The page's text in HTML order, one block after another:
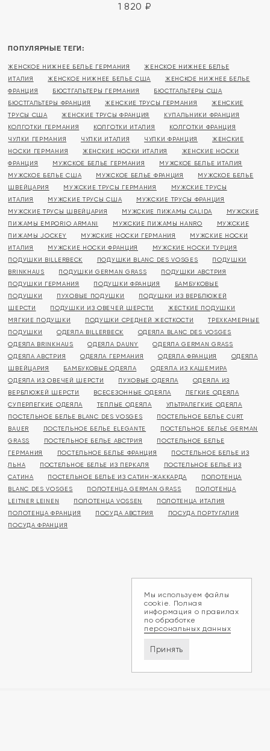
1 820 ₽
ПОПУЛЯРНЫЕ ТЕГИ:
ЖЕНСКОЕ НИЖНЕЕ БЕЛЬЕ ГЕРМАНИЯ
ЖЕНСКОЕ НИЖНЕЕ БЕЛЬЕ
ИТАЛИЯ
ЖЕНСКОЕ НИЖНЕЕ БЕЛЬЕ США
ЖЕНСКОЕ НИЖНЕЕ БЕЛЬЕ
ФРАНЦИЯ
БЮСТГАЛЬТЕРЫ ГЕРМАНИЯ
БЮСТГАЛЬТЕРЫ США
БЮСТГАЛЬТЕРЫ ФРАНЦИЯ
ЖЕНСКИЕ ТРУСЫ ГЕРМАНИЯ
ЖЕНСКИЕ
ТРУСЫ США
ЖЕНСКИЕ ТРУСЫ ФРАНЦИЯ
КУПАЛЬНИКИ ФРАНЦИЯ
КОЛГОТКИ ГЕРМАНИЯ
КОЛГОТКИ ИТАЛИЯ
КОЛГОТКИ ФРАНЦИЯ
ЧУЛКИ ГЕРМАНИЯ
ЧУЛКИ ИТАЛИЯ ЧУЛКИ ФРАНЦИЯ
ЖЕНСКИЕ
НОСКИ ГЕРМАНИЯ
ЖЕНСКИЕ НОСКИ ИТАЛИЯ
ЖЕНСКИЕ НОСКИ
ФРАНЦИЯ
МУЖСКОЕ БЕЛЬЕ ГЕРМАНИЯ
МУЖСКОЕ БЕЛЬЕ ИТАЛИЯ
МУЖСКОЕ БЕЛЬЕ США
МУЖСКОЕ БЕЛЬЕ ФРАНЦИЯ
МУЖСКОЕ БЕЛЬЕ
ШВЕЙЦАРИЯ
МУЖСКИЕ ТРУСЫ ГЕРМАНИЯ
МУЖСКИЕ ТРУСЫ
ИТАЛИЯ
МУЖСКИЕ ТРУСЫ США
МУЖСКИЕ ТРУСЫ ФРАНЦИЯ
МУЖСКИЕ ТРУСЫ ШВЕЙЦАРИЯ
МУЖСКИЕ ПИЖАМЫ CALIDA
МУЖСКИЕ
ПИЖАМЫ EMPORIO ARMANI
МУЖСКИЕ ПИЖАМЫ HANRO
МУЖСКИЕ
ПИЖАМЫ JOCKEY
МУЖСКИЕ НОСКИ ГЕРМАНИЯ
МУЖСКИЕ НОСКИ
ИТАЛИЯ
МУЖСКИЕ НОСКИ ФРАНЦИЯ
МУЖСКИЕ НОСКИ ТУРЦИЯ
ПОДУШКИ BILLERBECK
ПОДУШКИ BLANC DES VOSGES
ПОДУШКИ
BRINKHAUS
ПОДУШКИ GERMAN GRASS
ПОДУШКИ АВСТРИЯ
ПОДУШКИ ГЕРМАНИЯ
ПОДУШКИ ФРАНЦИЯ
БАМБУКОВЫЕ
ПОДУШКИ
ПУХОВЫЕ ПОДУШКИ
ПОДУШКИ ИЗ ВЕРБЛЮЖЕЙ
ШЕРСТИ
ПОДУШКИ ИЗ ОВЕЧЕЙ ШЕРСТИ
ЖЕСТКИЕ ПОДУШКИ
МЯГКИЕ ПОДУШКИ
ПОДУШКИ СРЕДНЕЙ ЖЕСТКОСТИ
ТРЕХКАМЕРНЫЕ
ПОДУШКИ
ОДЕЯЛА BILLERBECK
ОДЕЯЛА BLANC DES VOSGES
ОДЕЯЛА BRINKHAUS
ОДЕЯЛА DAUNY
ОДЕЯЛА GERMAN GRASS
ОДЕЯЛА АВСТРИЯ
ОДЕЯЛА ГЕРМАНИЯ ОДЕЯЛА ФРАНЦИЯ
ОДЕЯЛА
ШВЕЙЦАРИЯ
БАМБУКОВЫЕ ОДЕЯЛА
ОДЕЯЛА ИЗ КАШЕМИРА
ОДЕЯЛА ИЗ ОВЕЧЕЙ ШЕРСТИ
ПУХОВЫЕ ОДЕЯЛА
ОДЕЯЛА ИЗ
ВЕРБЛЮЖЕЙ ШЕРСТИ
ВСЕСЕЗОННЫЕ ОДЕЯЛА
ЛЕГКИЕ ОДЕЯЛА
СУПЕРЛЕГКИЕ ОДЕЯЛА
ТЕПЛЫЕ ОДЕЯЛА
УЛЬТРАЛЕГКИЕ ОДЕЯЛА
ПОСТЕЛЬНОЕ БЕЛЬЕ BLANC DES VOSGES
ПОСТЕЛЬНОЕ БЕЛЬЕ CURT
BAUER
ПОСТЕЛЬНОЕ БЕЛЬЕ ELEGANTE
ПОСТЕЛЬНОЕ БЕЛЬЕ GERMAN
GRASS
ПОСТЕЛЬНОЕ БЕЛЬЕ АВСТРИЯ
ПОСТЕЛЬНОЕ БЕЛЬЕ
ГЕРМАНИЯ
ПОСТЕЛЬНОЕ БЕЛЬЕ ФРАНЦИЯ
ПОСТЕЛЬНОЕ БЕЛЬЕ ИЗ
ЛЬНА
ПОСТЕЛЬНОЕ БЕЛЬЕ ИЗ ПЕРКАЛЯ
ПОСТЕЛЬНОЕ БЕЛЬЕ ИЗ
САТИНА
ПОСТЕЛЬНОЕ БЕЛЬЕ ИЗ САТИН-ЖАККАРДА
ПОЛОТЕНЦА
BLANC DES VOSGES
ПОЛОТЕНЦА GERMAN GRASS
ПОЛОТЕНЦА
LEITNER LEINEN
ПОЛОТЕНЦА VOSSEN
ПОЛОТЕНЦА ИТАЛИЯ
ПОЛОТЕНЦА ФРАНЦИЯ
ПОСУДА АВСТРИЯ
ПОСУДА ПОРТУГАЛИЯ
ПОСУДА ФРАНЦИЯ
Мы используем файлы
cookie. Полная
информация о правилах
по обработке
персональных данных
Принять